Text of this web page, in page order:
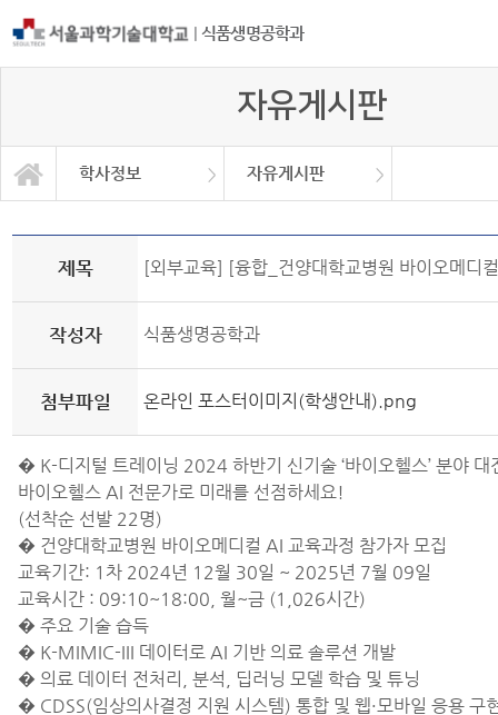
| 식품생명공학과
자유게시판
학사정보 자유게시판
학과소개
교과과정
학사정보
대학원
정보광장
커뮤니티
학사일정
공지사항
자유게시판
취업정보
Q&A
제목 [외부교육] [융합_건양대학교병원 바이오메디
작성자 식품생명공학과
첨부파일 온라인 포스터이미지(학생안내).png
� K-디지털 트레이닝 2024 하반기 신기술 ‘바이오헬스’ 분야 대
바이오헬스 AI 전문가로 미래를 선점하세요!
(선착순 선발 22명)
� 건양대학교병원 바이오메디컬 AI 교육과정 참가자 모집
교육기간: 1차 2024년 12월 30일 ~ 2025년 7월 09일
교육시간 : 09:10~18:00, 월~금 (1,026시간)
� 주요 기술 습득
� K-MIMIC-III 데이터로 AI 기반 의료 솔루션 개발
� 의료 데이터 전처리, 분석, 딥러닝 모델 학습 및 튜닝
� CDSS(임상의사결정 지원 시스템) 통합 및 웹·모바일 응용 구